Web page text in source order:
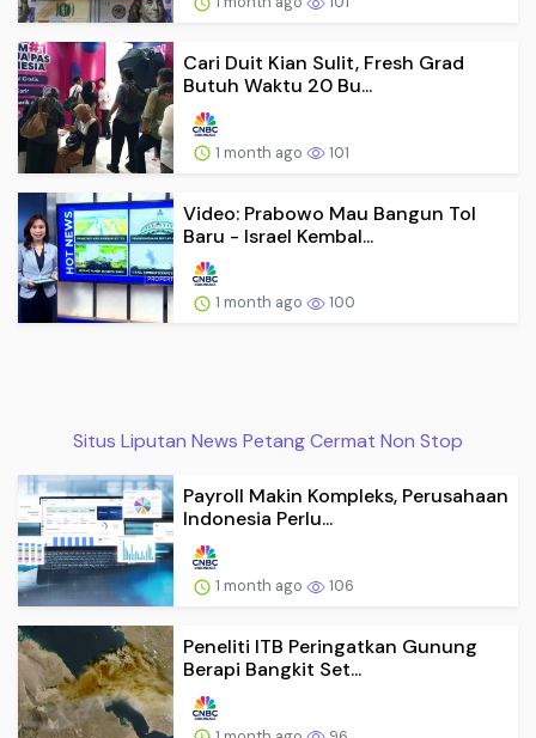
Cari Duit Kian Sulit, Fresh Grad
Butuh Waktu 20 Bu...
1 month ago 101
Video: Prabowo Mau Bangun Tol
Baru - Israel Kembal...
1 month ago 100
Situs Liputan News Petang Cermat Non Stop
Payroll Makin Kompleks, Perusahaan
Indonesia Perlu...
1 month ago 106
Peneliti ITB Peringatkan Gunung
Berapi Bangkit Set...